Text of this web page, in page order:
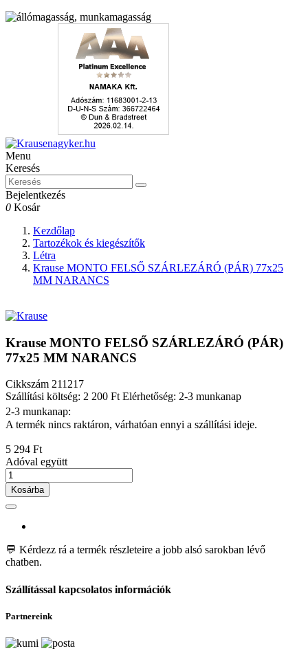
Menu
Keresés
Bejelentkezés
0 Kosár
Kezdőlap
Tartozékok és kiegészítők
Létra
Krause MONTO FELSŐ SZÁRLEZÁRÓ (PÁR) 77x25
MM NARANCS
Krause MONTO FELSŐ SZÁRLEZÁRÓ (PÁR)
77x25 MM NARANCS
Cikkszám 211217
Szállítási költség: 2 200 FtElérhetőség: 2-3 munkanap
2-3 munkanap:
A termék nincs raktáron, várhatóan ennyi a szállítási ideje.
5 294 Ft
Adóval együtt
Kosárba
💬 Kérdezz rá a termék részleteire a jobb alsó sarokban lévő
chatben.
Szállítással kapcsolatos információk
Partnereink